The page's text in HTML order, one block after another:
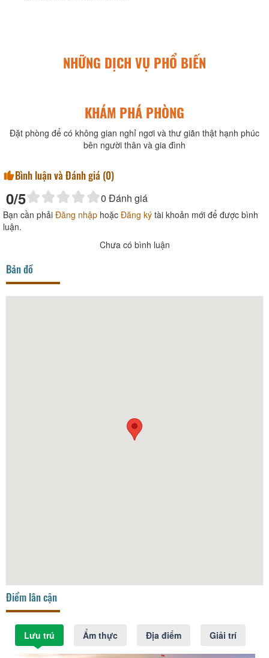
NHỮNG DỊCH VỤ PHỔ BIẾN
KHÁM PHÁ PHÒNG
Đặt phòng để có không gian nghỉ ngơi và thư giãn thật hạnh phúc
bên người thân và gia đình
Bình luận và Đánh giá (0)
0/5 0 Đánh giá
Bạn cần phải Đăng nhập hoặc Đăng ký tài khoản mới để được bình
luận.
Chưa có bình luận
Bản đồ
Điểm lân cận
Lưu trú Ẩm thực Địa điểm Giải trí